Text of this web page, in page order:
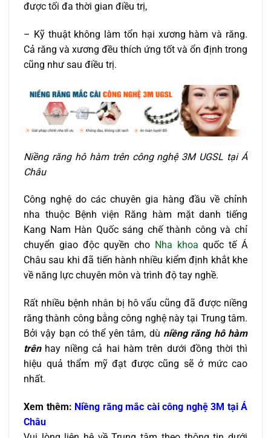
được tối đa thời gian điều trị,
– Kỹ thuật không làm tổn hại xương hàm và răng.
Cả răng và xương đều thích ứng tốt và ổn định trong
cũng như sau điều trị.
Niềng răng hô hàm trên công nghệ 3M UGSL tại Á
Châu
Công nghệ do các chuyên gia hàng đầu về chỉnh
nha thuộc Bệnh viện Răng hàm mặt danh tiếng
Kang Nam Hàn Quốc sáng chế thành công và chỉ
chuyển giao độc quyền cho Nha khoa quốc tế Á
Châu sau khi đã tiến hành nhiều kiểm định khắt khe
về năng lực chuyên môn và trình độ tay nghề.
Rất nhiều bệnh nhân bị hô vẩu cũng đã được niềng
răng thành công bằng công nghệ này tại Trung tâm.
Bởi vậy bạn có thể yên tâm, dù niềng răng hô hàm
trênhay niềng cả hai hàm trên dưới đồng thời thì
hiệu quả thẩm mỹ đạt được cũng sẽ ở mức cao
nhất.
Xem thêm: Niềng răng mắc cài công nghệ 3M tại Á
Châu